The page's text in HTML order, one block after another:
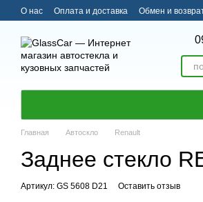
Перейти к основному контенту
О нас Оплата и доставка Обмен и
Главная Автоскло Renault
Заднее стекло
Артикул: GS 5608 D21 Оставить отзыв